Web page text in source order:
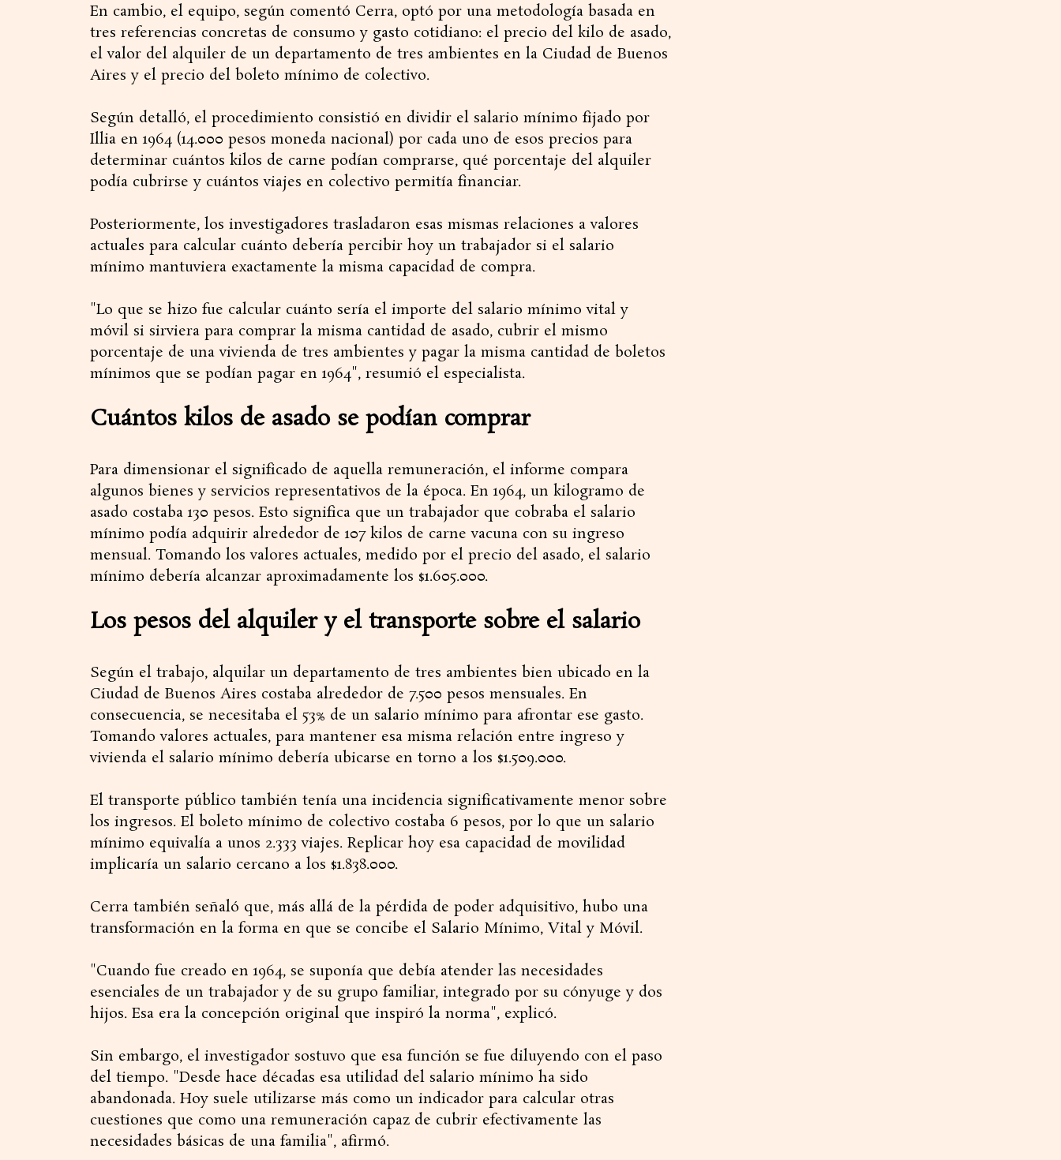
En cambio, el equipo, según comentó Cerra, optó por una metodología basada en
tres referencias concretas de consumo y gasto cotidiano: el precio del kilo de asado,
el valor del alquiler de un departamento de tres ambientes en la Ciudad de Buenos
Aires y el precio del boleto mínimo de colectivo.
Según detalló, el procedimiento consistió en dividir el salario mínimo fijado por
Illia en 1964 (14.000 pesos moneda nacional) por cada uno de esos precios para
determinar cuántos kilos de carne podían comprarse, qué porcentaje del alquiler
podía cubrirse y cuántos viajes en colectivo permitía financiar.
Posteriormente, los investigadores trasladaron esas mismas relaciones a valores
actuales para calcular cuánto debería percibir hoy un trabajador si el salario
mínimo mantuviera exactamente la misma capacidad de compra.
"Lo que se hizo fue calcular cuánto sería el importe del salario mínimo vital y
móvil si sirviera para comprar la misma cantidad de asado, cubrir el mismo
porcentaje de una vivienda de tres ambientes y pagar la misma cantidad de boletos
mínimos que se podían pagar en 1964", resumió el especialista.
Cuántos kilos de asado se podían comprar
Para dimensionar el significado de aquella remuneración, el informe compara
algunos bienes y servicios representativos de la época. En 1964, un kilogramo de
asado costaba 130 pesos. Esto significa que un trabajador que cobraba el salario
mínimo podía adquirir alrededor de 107 kilos de carne vacuna con su ingreso
mensual. Tomando los valores actuales, medido por el precio del asado, el salario
mínimo debería alcanzar aproximadamente los $1.605.000.
Los pesos del alquiler y el transporte sobre el salario
Según el trabajo, alquilar un departamento de tres ambientes bien ubicado en la
Ciudad de Buenos Aires costaba alrededor de 7.500 pesos mensuales. En
consecuencia, se necesitaba el 53% de un salario mínimo para afrontar ese gasto.
Tomando valores actuales, para mantener esa misma relación entre ingreso y
vivienda el salario mínimo debería ubicarse en torno a los $1.509.000.
El transporte público también tenía una incidencia significativamente menor sobre
los ingresos. El boleto mínimo de colectivo costaba 6 pesos, por lo que un salario
mínimo equivalía a unos 2.333 viajes. Replicar hoy esa capacidad de movilidad
implicaría un salario cercano a los $1.838.000.
Cerra también señaló que, más allá de la pérdida de poder adquisitivo, hubo una
transformación en la forma en que se concibe el Salario Mínimo, Vital y Móvil.
"Cuando fue creado en 1964, se suponía que debía atender las necesidades
esenciales de un trabajador y de su grupo familiar, integrado por su cónyuge y dos
hijos. Esa era la concepción original que inspiró la norma", explicó.
Sin embargo, el investigador sostuvo que esa función se fue diluyendo con el paso
del tiempo. "Desde hace décadas esa utilidad del salario mínimo ha sido
abandonada. Hoy suele utilizarse más como un indicador para calcular otras
cuestiones que como una remuneración capaz de cubrir efectivamente las
necesidades básicas de una familia", afirmó.